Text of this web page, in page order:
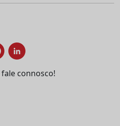
fale connosco!